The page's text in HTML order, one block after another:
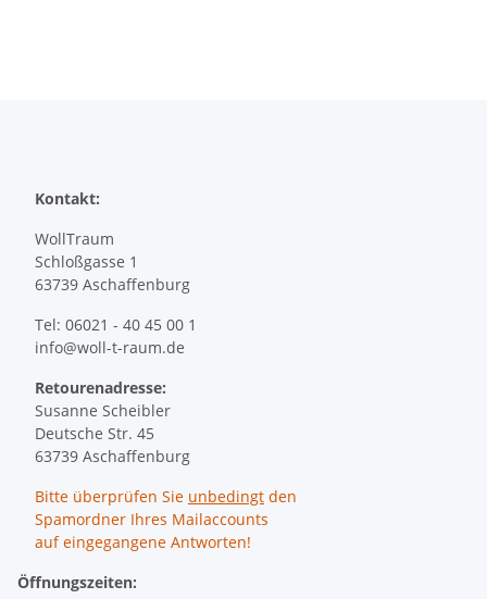
Kontakt:
WollTraum
Schloßgasse 1
63739 Aschaffenburg
Tel: 06021 - 40 45 00 1
info@woll-t-raum.de
Retourenadresse:
Susanne Scheibler
Deutsche Str. 45
63739 Aschaffenburg
Bitte überprüfen Sie unbedingt den
Spamordner Ihres Mailaccounts
auf eingegangene Antworten!
Öffnungszeiten: